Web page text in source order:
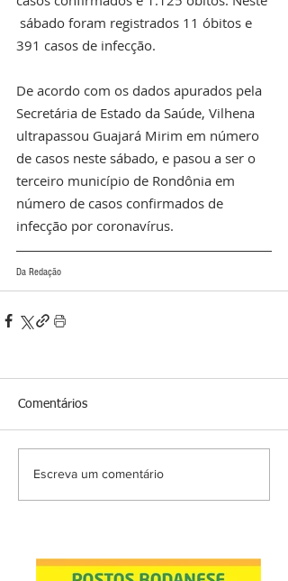
sábado foram registrados 11 óbitos e
391 casos de infecção.
De acordo com os dados apurados pela
Secretária de Estado da Saúde, Vilhena
ultrapassou Guajará Mirim em número
de casos neste sábado, e pasou a ser o
terceiro município de Rondônia em
número de casos confirmados de
infecção por coronavírus.
Da Redação
Comentários
Escreva um comentário